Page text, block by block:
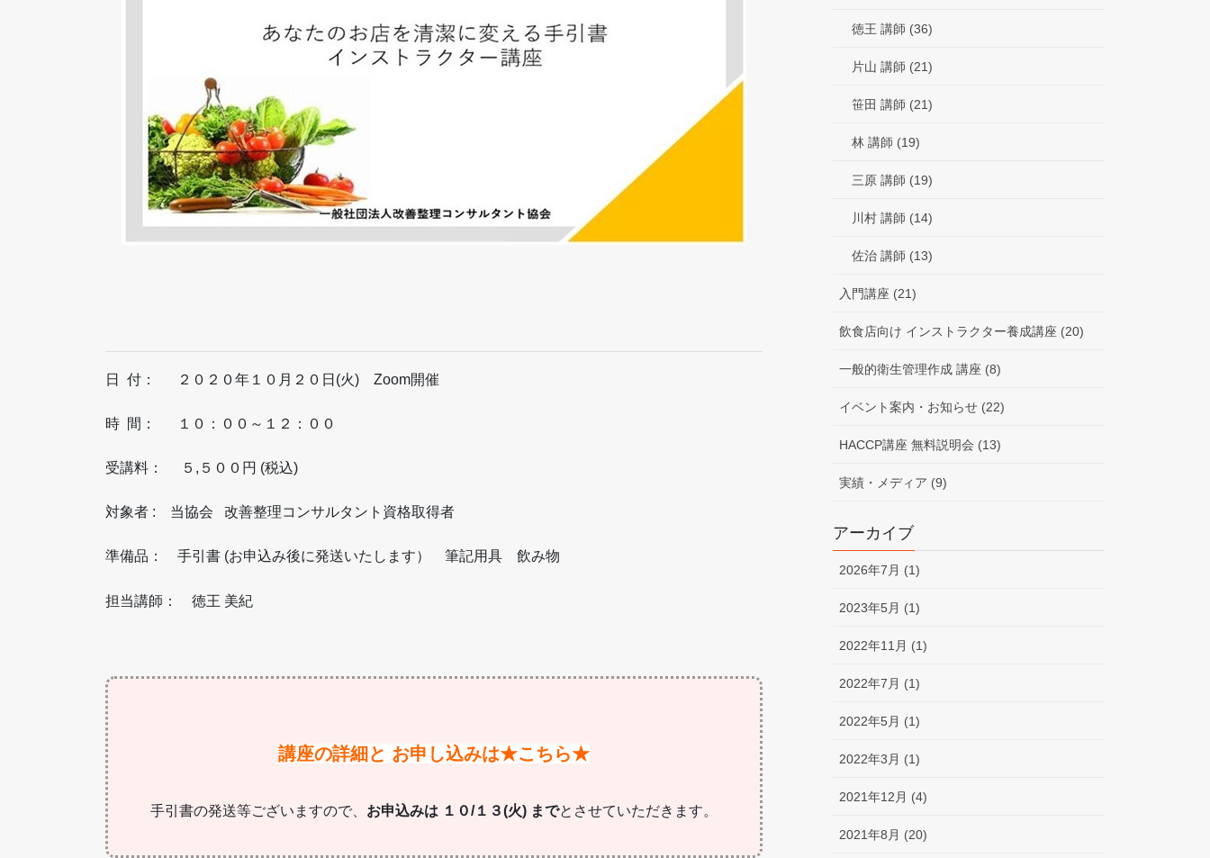
日 付： ２０２０年１０月２０日(火) Zoom開催
時 間： １０：００～１２：００
受講料： ５,５００円 (税込)
対象者 : 当協会 改善整理コンサルタント資格取得者
準備品： 手引書 (お申込み後に発送いたします） 筆記用具 飲み物
担当講師： 徳王 美紀
講座の詳細と お申し込みは★こちら★
手引書の発送等ございますので、 お申込みは １０/１３(火) までとさせていただきます。
徳王 講師 (36)
片山 講師 (21)
笹田 講師 (21)
林 講師 (19)
三原 講師 (19)
川村 講師 (14)
佐治 講師 (13)
入門講座 (21)
飲食店向け インストラクター養成講座 (20)
一般的衛生管理作成 講座 (8)
イベント案内・お知らせ (22)
HACCP講座 無料説明会 (13)
実績・メディア (9)
アーカイブ
2026年7月 (1)
2023年5月 (1)
2022年11月 (1)
2022年7月 (1)
2022年5月 (1)
2022年3月 (1)
2021年12月 (4)
2021年8月 (20)